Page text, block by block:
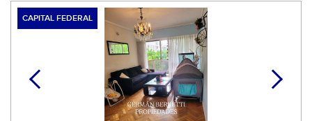
CAPITAL FEDERAL